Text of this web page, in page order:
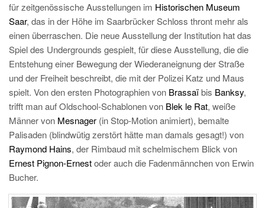
für zeitgenössische Ausstellungen im Historischen Museum
Saar, das in der Höhe im Saarbrücker Schloss thront mehr als
einen überraschen. Die neue Ausstellung der Institution hat das
Spiel des Undergrounds gespielt, für diese Ausstellung, die die
Entstehung einer Bewegung der Wiederaneignung der Straße
und der Freiheit beschreibt, die mit der Polizei Katz und Maus
spielt. Von den ersten Photographien von Brassaïbis Banksy,
trifft man auf Oldschool-Schablonen von Blek le Rat, weiße
Männer von Mesnager (in Stop-Motion animiert), bemalte
Palisaden (blindwütig zerstört hätte man damals gesagt!) von
Raymond Hains, der Rimbaud mit schelmischem Blick von
Ernest Pignon-Ernestoder auch die Fadenmännchen von Erwin
Bucher.